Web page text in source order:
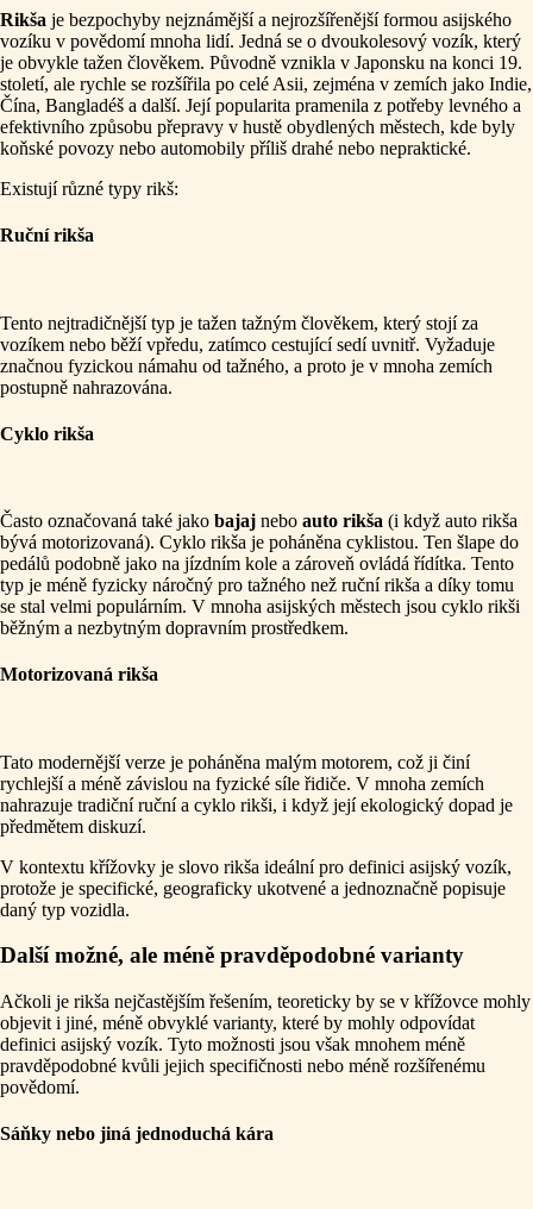
Rikša je bezpochyby nejznámější a nejrozšířenější formou asijského
vozíku v povědomí mnoha lidí. Jedná se o dvoukolesový vozík, který
je obvykle tažen člověkem. Původně vznikla v Japonsku na konci 19.
století, ale rychle se rozšířila po celé Asii, zejména v zemích jako Indie,
Čína, Bangladéš a další. Její popularita pramenila z potřeby levného a
efektivního způsobu přepravy v hustě obydlených městech, kde byly
koňské povozy nebo automobily příliš drahé nebo nepraktické.
Existují různé typy rikš:
Ruční rikša
Tento nejtradičnější typ je tažen tažným člověkem, který stojí za
vozíkem nebo běží vpředu, zatímco cestující sedí uvnitř. Vyžaduje
značnou fyzickou námahu od tažného, a proto je v mnoha zemích
postupně nahrazována.
Cyklo rikša
Často označovaná také jako bajaj nebo auto rikša (i když auto rikša
bývá motorizovaná). Cyklo rikša je poháněna cyklistou. Ten šlape do
pedálů podobně jako na jízdním kole a zároveň ovládá řídítka. Tento
typ je méně fyzicky náročný pro tažného než ruční rikša a díky tomu
se stal velmi populárním. V mnoha asijských městech jsou cyklo rikši
běžným a nezbytným dopravním prostředkem.
Motorizovaná rikša
Tato modernější verze je poháněna malým motorem, což ji činí
rychlejší a méně závislou na fyzické síle řidiče. V mnoha zemích
nahrazuje tradiční ruční a cyklo rikši, i když její ekologický dopad je
předmětem diskuzí.
V kontextu křížovky je slovo rikša ideální pro definici asijský vozík,
protože je specifické, geograficky ukotvené a jednoznačně popisuje
daný typ vozidla.
Další možné, ale méně pravděpodobné varianty
Ačkoli je rikša nejčastějším řešením, teoreticky by se v křížovce mohly
objevit i jiné, méně obvyklé varianty, které by mohly odpovídat
definici asijský vozík. Tyto možnosti jsou však mnohem méně
pravděpodobné kvůli jejich specifičnosti nebo méně rozšířenému
povědomí.
Sáňky nebo jiná jednoduchá kára